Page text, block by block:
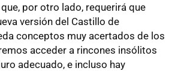
por otro lado, requerirá que
versión del Castillo de
conceptos muy acertados de los
acceder a rincones insólitos
adecuado, e incluso hay